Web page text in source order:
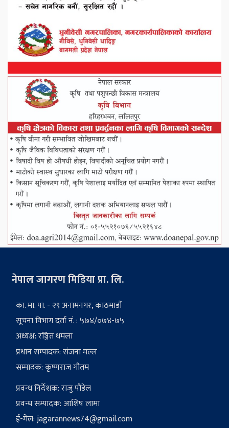
नेपाल जागरण मिडिया प्रा. लि.
का. मा. पा. - २९ अनामनगर, काठमाडौं
सूचना विभाग दर्ता नं. : ५७४/०७४-७५
अध्यक्ष: रञ्जित धमला
प्रधान सम्पादक: संजना मल्ल
सम्पादक: कृष्णराज गौतम
प्रवन्ध निर्देशक: राजु पौडेल
प्रवन्ध सम्पादक: आशिष लामा
ई-मेल:jagarannews74@gmail.com